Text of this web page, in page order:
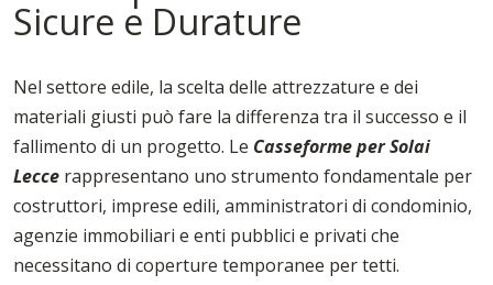
Sicure e Durature
Nel settore edile, la scelta delle attrezzature e dei
materiali giusti può fare la differenza tra il successo e il
fallimento di un progetto. Le Casseforme per Solai
Lecce rappresentano uno strumento fondamentale per
costruttori, imprese edili, amministratori di condominio,
agenzie immobiliari e enti pubblici e privati che
necessitano di coperture temporanee per tetti.